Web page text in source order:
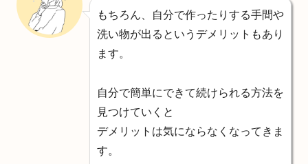
もちろん、自分で作ったりする手間や
洗い物が出るというデメリットもあり
ます。
自分で簡単にできて続けられる方法を
見つけていくと
デメリットは気にならなくなってきま
す。